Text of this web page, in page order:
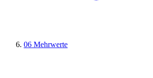
06 Mehrwerte